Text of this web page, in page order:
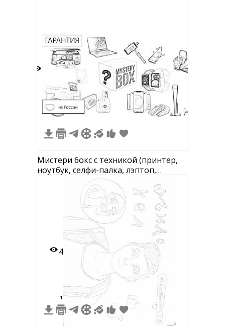
Мистери бокс с техникой (принтер,
ноутбук, селфи-палка, лэптоп,
виртуальные очки, наушники,
камеры, колонки, игровая приставка)
4
1